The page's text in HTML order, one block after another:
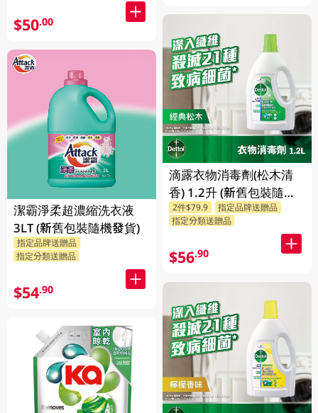
$50.00
潔霸淨柔超濃縮洗衣液
3LT (新舊包裝隨機發貨)
指定品牌送贈品
指定分類送贈品
$54.90
滴露衣物消毒劑(松木清
香) 1.2升 (新舊包裝隨機
發送)
2件$79.9
指定品牌送贈品
指定分類送贈品
$56.90